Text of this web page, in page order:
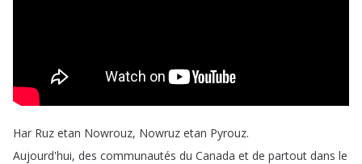
Har Ruz etan Nowrouz, Nowruz etan Pyrouz.
Aujourd'hui, des communautés du Canada et de partout dans le